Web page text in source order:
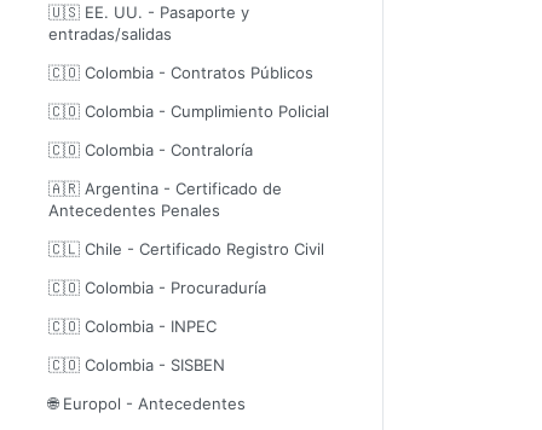
🇺🇸 EE. UU. - Pasaporte y
entradas/salidas
🇨🇴 Colombia - Contratos Públicos
🇨🇴 Colombia - Cumplimiento Policial
🇨🇴 Colombia - Contraloría
🇦🇷 Argentina - Certificado de
Antecedentes Penales
🇨🇱 Chile - Certificado Registro Civil
🇨🇴 Colombia - Procuraduría
🇨🇴 Colombia - INPEC
🇨🇴 Colombia - SISBEN
🌐 Europol - Antecedentes